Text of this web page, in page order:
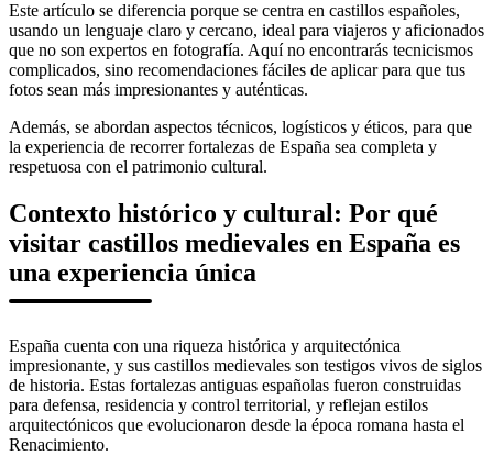
Este artículo se diferencia porque se centra en castillos españoles,
usando un lenguaje claro y cercano, ideal para viajeros y aficionados
que no son expertos en fotografía. Aquí no encontrarás tecnicismos
complicados, sino recomendaciones fáciles de aplicar para que tus
fotos sean más impresionantes y auténticas.
Además, se abordan aspectos técnicos, logísticos y éticos, para que
la experiencia de recorrer fortalezas de España sea completa y
respetuosa con el patrimonio cultural.
Contexto histórico y cultural: Por qué
visitar castillos medievales en España es
una experiencia única
España cuenta con una riqueza histórica y arquitectónica
impresionante, y sus castillos medievales son testigos vivos de siglos
de historia. Estas fortalezas antiguas españolas fueron construidas
para defensa, residencia y control territorial, y reflejan estilos
arquitectónicos que evolucionaron desde la época romana hasta el
Renacimiento.